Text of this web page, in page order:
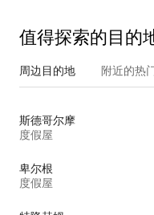
值得探索的目的
周边目的地 附近的热
斯德哥尔摩
度假屋
卑尔根
度假屋